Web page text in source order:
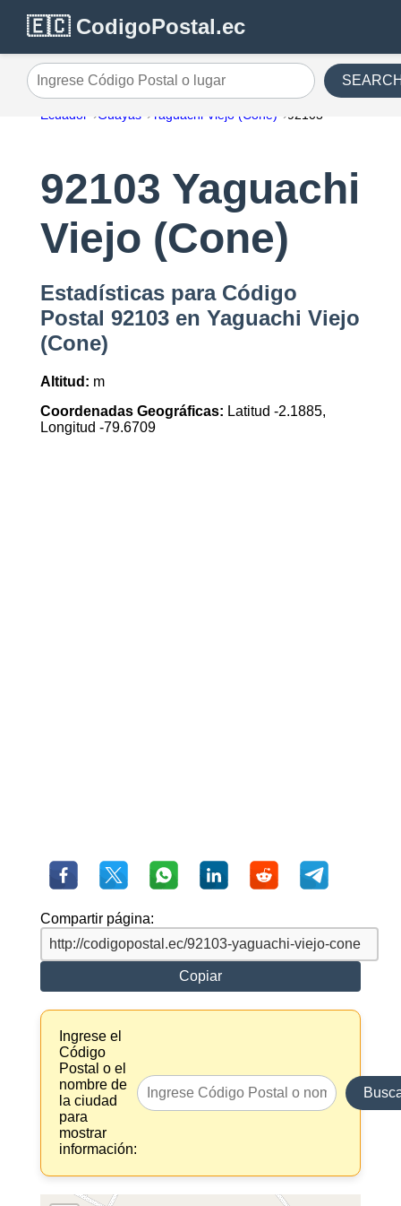
🇪🇨 CodigoPostal.ec
Ingrese Código Postal o lugar
Ecuador Guayas Yaguachi Viejo (Cone) 92103
92103 Yaguachi
Viejo (Cone)
Estadísticas para Código
Postal 92103 en Yaguachi Viejo
(Cone)
Altitud: m
Coordenadas Geográficas: Latitud -2.1885,
Longitud -79.6709
Compartir página:
Copiar
Ingrese el
Código
Postal o el
nombre de
la ciudad
para
mostrar
información: